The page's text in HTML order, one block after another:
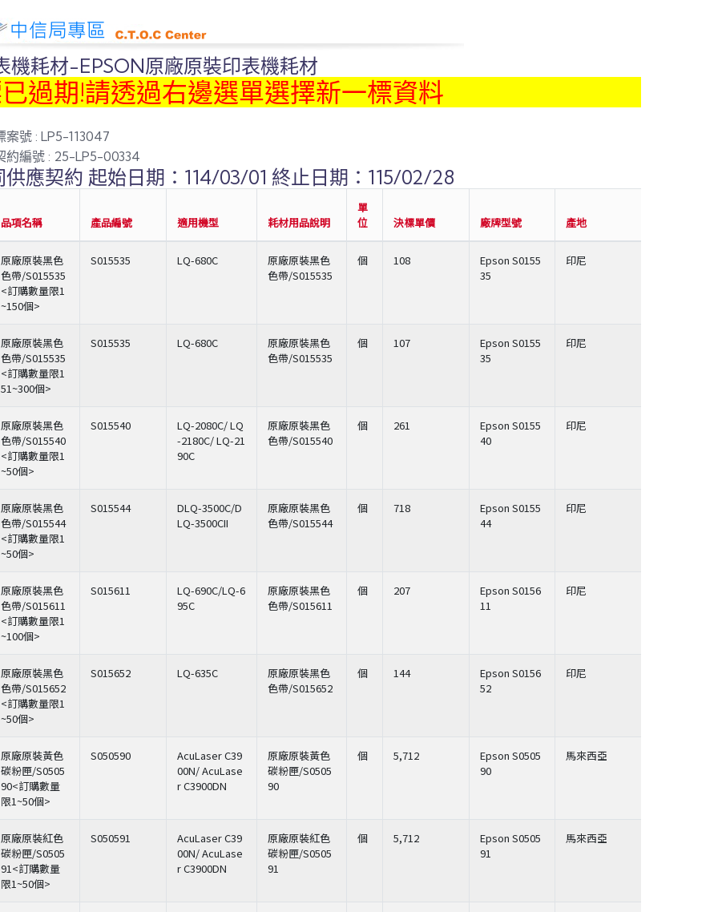
機耗材-EPSON原廠原裝印表機耗材
過期!請透過右邊選單選擇新一標資料
案號 : LP5-113047
約編號 : 25-LP5-00334
供應契約 起始日期：114/03/01 終止日期：115/02/28
品項名稱 產品編號 適用機型 耗材用品說明
單
位
決標單價 廠牌型號 產地
原廠原裝黑色
色帶/S015535
<訂購數量限1
~150個>
S015535 LQ-680C
原廠原裝黑色
色帶/S015535
個 108
Epson S0155
35
印尼
原廠原裝黑色
色帶/S015535
<訂購數量限1
51~300個>
S015535 LQ-680C
原廠原裝黑色
色帶/S015535
個 107
Epson S0155
35
印尼
原廠原裝黑色
色帶/S015540
<訂購數量限1
~50個>
S015540
LQ-2080C/ LQ
-2180C/ LQ-21
90C
原廠原裝黑色
色帶/S015540
個 261
Epson S0155
40
印尼
原廠原裝黑色
色帶/S015544
<訂購數量限1
~50個>
S015544
DLQ-3500C/D
LQ-3500CII
原廠原裝黑色
色帶/S015544
個 718
Epson S0155
44
印尼
原廠原裝黑色
色帶/S015611
<訂購數量限1
~100個>
S015611
LQ-690C/LQ-6
95C
原廠原裝黑色
色帶/S015611
個 207
Epson S0156
11
印尼
原廠原裝黑色
色帶/S015652
<訂購數量限1
~50個>
S015652 LQ-635C
原廠原裝黑色
色帶/S015652
個 144
Epson S0156
52
印尼
原廠原裝黃色
碳粉匣/S0505
90<訂購數量
限1~50個>
S050590
AcuLaser C39
00N/ AcuLase
r C3900DN
原廠原裝黃色
碳粉匣/S0505
90
個 5,712
Epson S0505
90
馬來西亞
原廠原裝紅色
碳粉匣/S0505
91<訂購數量
限1~50個>
S050591
AcuLaser C39
00N/ AcuLase
r C3900DN
原廠原裝紅色
碳粉匣/S0505
91
個 5,712
Epson S0505
91
馬來西亞